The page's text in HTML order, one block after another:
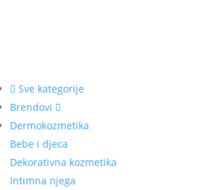
Sve kategorije
Brendovi
Dermokozmetika
Bebe i djeca
Dekorativna kozmetika
Intimna njega